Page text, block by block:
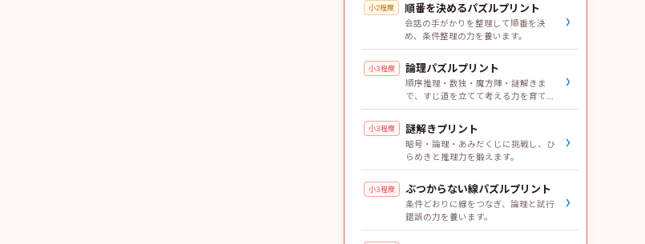
小2程度 順番を決めるパズルプリント
会話の手がかりを整理して順番を決
め、条件整理の力を養います。
›
小3程度 論理パズルプリント
順序推理・数独・魔方陣・謎解きま
で、すじ道を立てて考える力を育てま
す。
›
小3程度 謎解きプリント
暗号・論理・あみだくじに挑戦し、ひ
らめきと推理力を鍛えます。
›
小3程度 ぶつからない線パズルプリント
条件どおりに線をつなぎ、論理と試行
錯誤の力を養います。
›